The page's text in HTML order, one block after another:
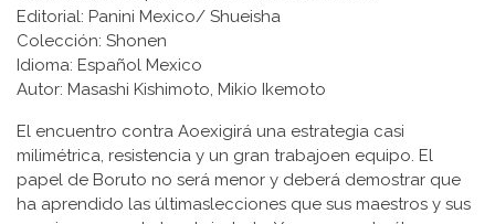
Editorial: Panini Mexico/ Shueisha
Colección: Shonen
Idioma: Español Mexico
Autor: Masashi Kishimoto, Mikio Ikemoto
El encuentro contra Aoexigirá una estrategia casi
milimétrica, resistencia y un gran trabajoen equipo. El
papel de Boruto no será menor y deberá demostrar que
ha aprendido las últimaslecciones que sus maestros y sus